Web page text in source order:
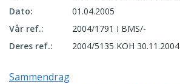
Dato:
01.04.2005
Vår ref.:
2004/1791 I BMS/-
Deres ref.:
2004/5135 KOH 30.11.2004
Sammendrag